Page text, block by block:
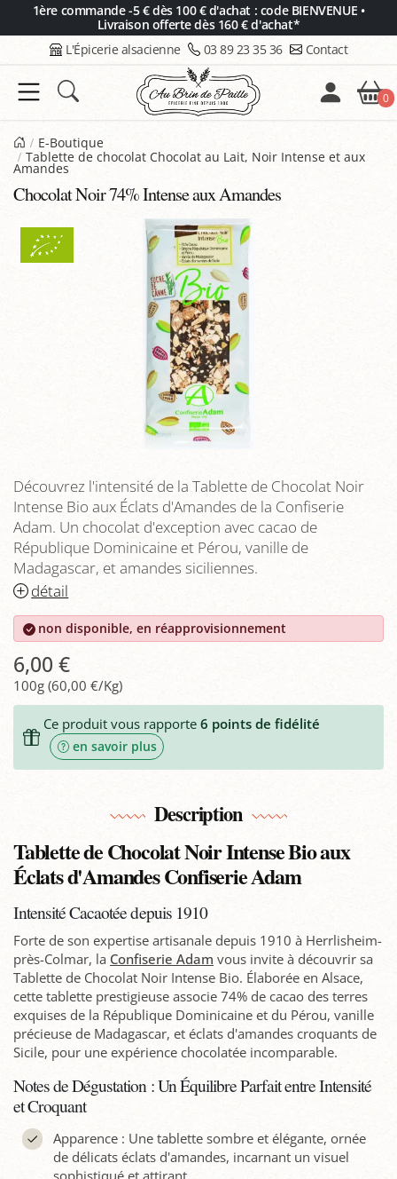
1ère commande -5 € dès 100 € d'achat : code BIENVENUE •
Livraison offerte dès 160 € d'achat*
L'Épicerie alsacienne 03 89 23 35 36 Contact
0
E-Boutique
Tablette de chocolat Chocolat au Lait, Noir Intense et aux
Amandes
Chocolat Noir 74% Intense aux Amandes
Découvrez l'intensité de la Tablette de Chocolat Noir
Intense Bio aux Éclats d'Amandes de la Confiserie
Adam. Un chocolat d'exception avec cacao de
République Dominicaine et Pérou, vanille de
Madagascar, et amandes siciliennes.
détail
non disponible, en réapprovisionnement
6,00 €
100g (60,00 €/Kg)
Ce produit vous rapporte 6 points de fidélité
en savoir plus
Description
Tablette de Chocolat Noir Intense Bio aux
Éclats d'Amandes Confiserie Adam
Intensité Cacaotée depuis 1910
Forte de son expertise artisanale depuis 1910 à Herrlisheim-
près-Colmar, la Confiserie Adam vous invite à découvrir sa
Tablette de Chocolat Noir Intense Bio. Élaborée en Alsace,
cette tablette prestigieuse associe 74% de cacao des terres
exquises de la République Dominicaine et du Pérou, vanille
précieuse de Madagascar, et éclats d'amandes croquants de
Sicile, pour une expérience chocolatée incomparable.
Notes de Dégustation : Un Équilibre Parfait entre Intensité
et Croquant
Apparence : Une tablette sombre et élégante, ornée
de délicats éclats d'amandes, incarnant un visuel
Panneau de gestion des cookies